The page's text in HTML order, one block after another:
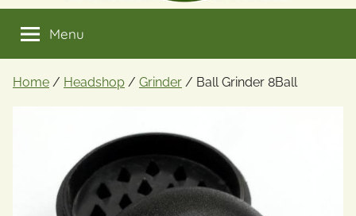
Menu
Home / Headshop / Grinder / Ball Grinder 8Ball